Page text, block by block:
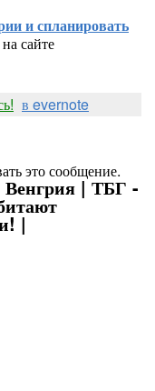
и спланировать
сайте
в evernote
это сообщение.
| ТБГ -
|